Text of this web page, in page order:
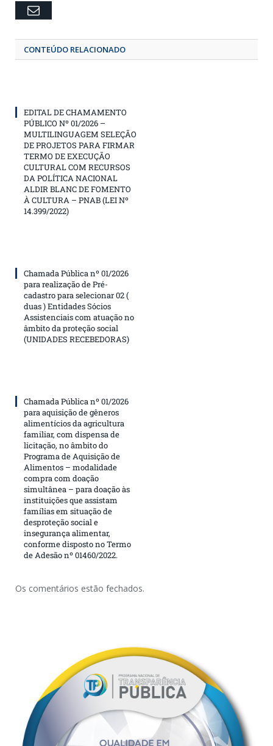
Email
CONTEÚDO RELACIONADO
EDITAL DE CHAMAMENTO
PÚBLICO Nº 01/2026 –
MULTILINGUAGEM SELEÇÃO
DE PROJETOS PARA FIRMAR
TERMO DE EXECUÇÃO
CULTURAL COM RECURSOS
DA POLÍTICA NACIONAL
ALDIR BLANC DE FOMENTO
À CULTURA – PNAB (LEI Nº
14.399/2022)
Chamada Pública nº 01/2026
para realização de Pré-
cadastro para selecionar 02 (
duas ) Entidades Sócios
Assistenciais com atuação no
âmbito da proteção social
(UNIDADES RECEBEDORAS)
Chamada Pública nº 01/2026
para aquisição de gêneros
alimentícios da agricultura
familiar, com dispensa de
licitação, no âmbito do
Programa de Aquisição de
Alimentos – modalidade
compra com doação
simultânea – para doação às
instituições que assistam
famílias em situação de
desproteção social e
insegurança alimentar,
conforme disposto no Termo
de Adesão nº 01460/2022.
Os comentários estão fechados.